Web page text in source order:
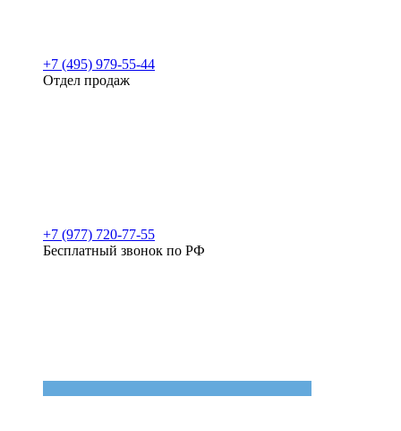
+7 (495) 979-55-44
Отдел продаж
+7 (977) 720-77-55
Бесплатный звонок по РФ